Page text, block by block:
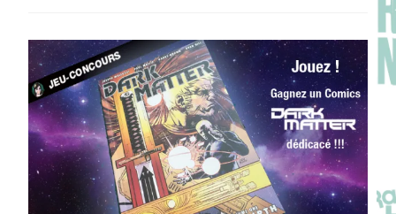
L’école
Même
Devenir
Un
Assassin